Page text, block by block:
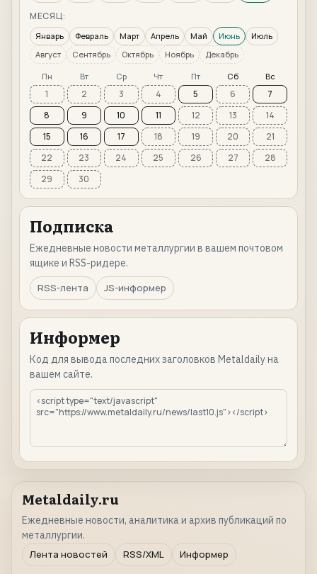
МЕСЯЦ:
Январь Февраль Март Апрель Май Июнь
Июль
Август
Сентябрь Октябрь Ноябрь Декабрь
Пн Вт Ср Чт Пт Сб Вс
1 2 3 4 5 6
7
8
9 10 11 12 13
14
15
16 17 18 19 20
21
22
23 24 25 26 27
28
29
30
Подписка
Ежедневные новости металлургии в вашем почтовом
ящике и RSS-ридере.
RSS-лента
JS-информер
Информер
Код для вывода последних заголовков Metaldaily на
вашем сайте.
Metaldaily.ru
Ежедневные новости, аналитика и архив публикаций по
металлургии.
Лента новостей
RSS/XML Информер